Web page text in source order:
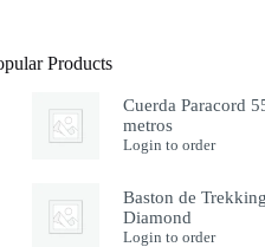
Products
Cuerda Paracord
metros
Login to order
Baston de
Diamond
Login to order